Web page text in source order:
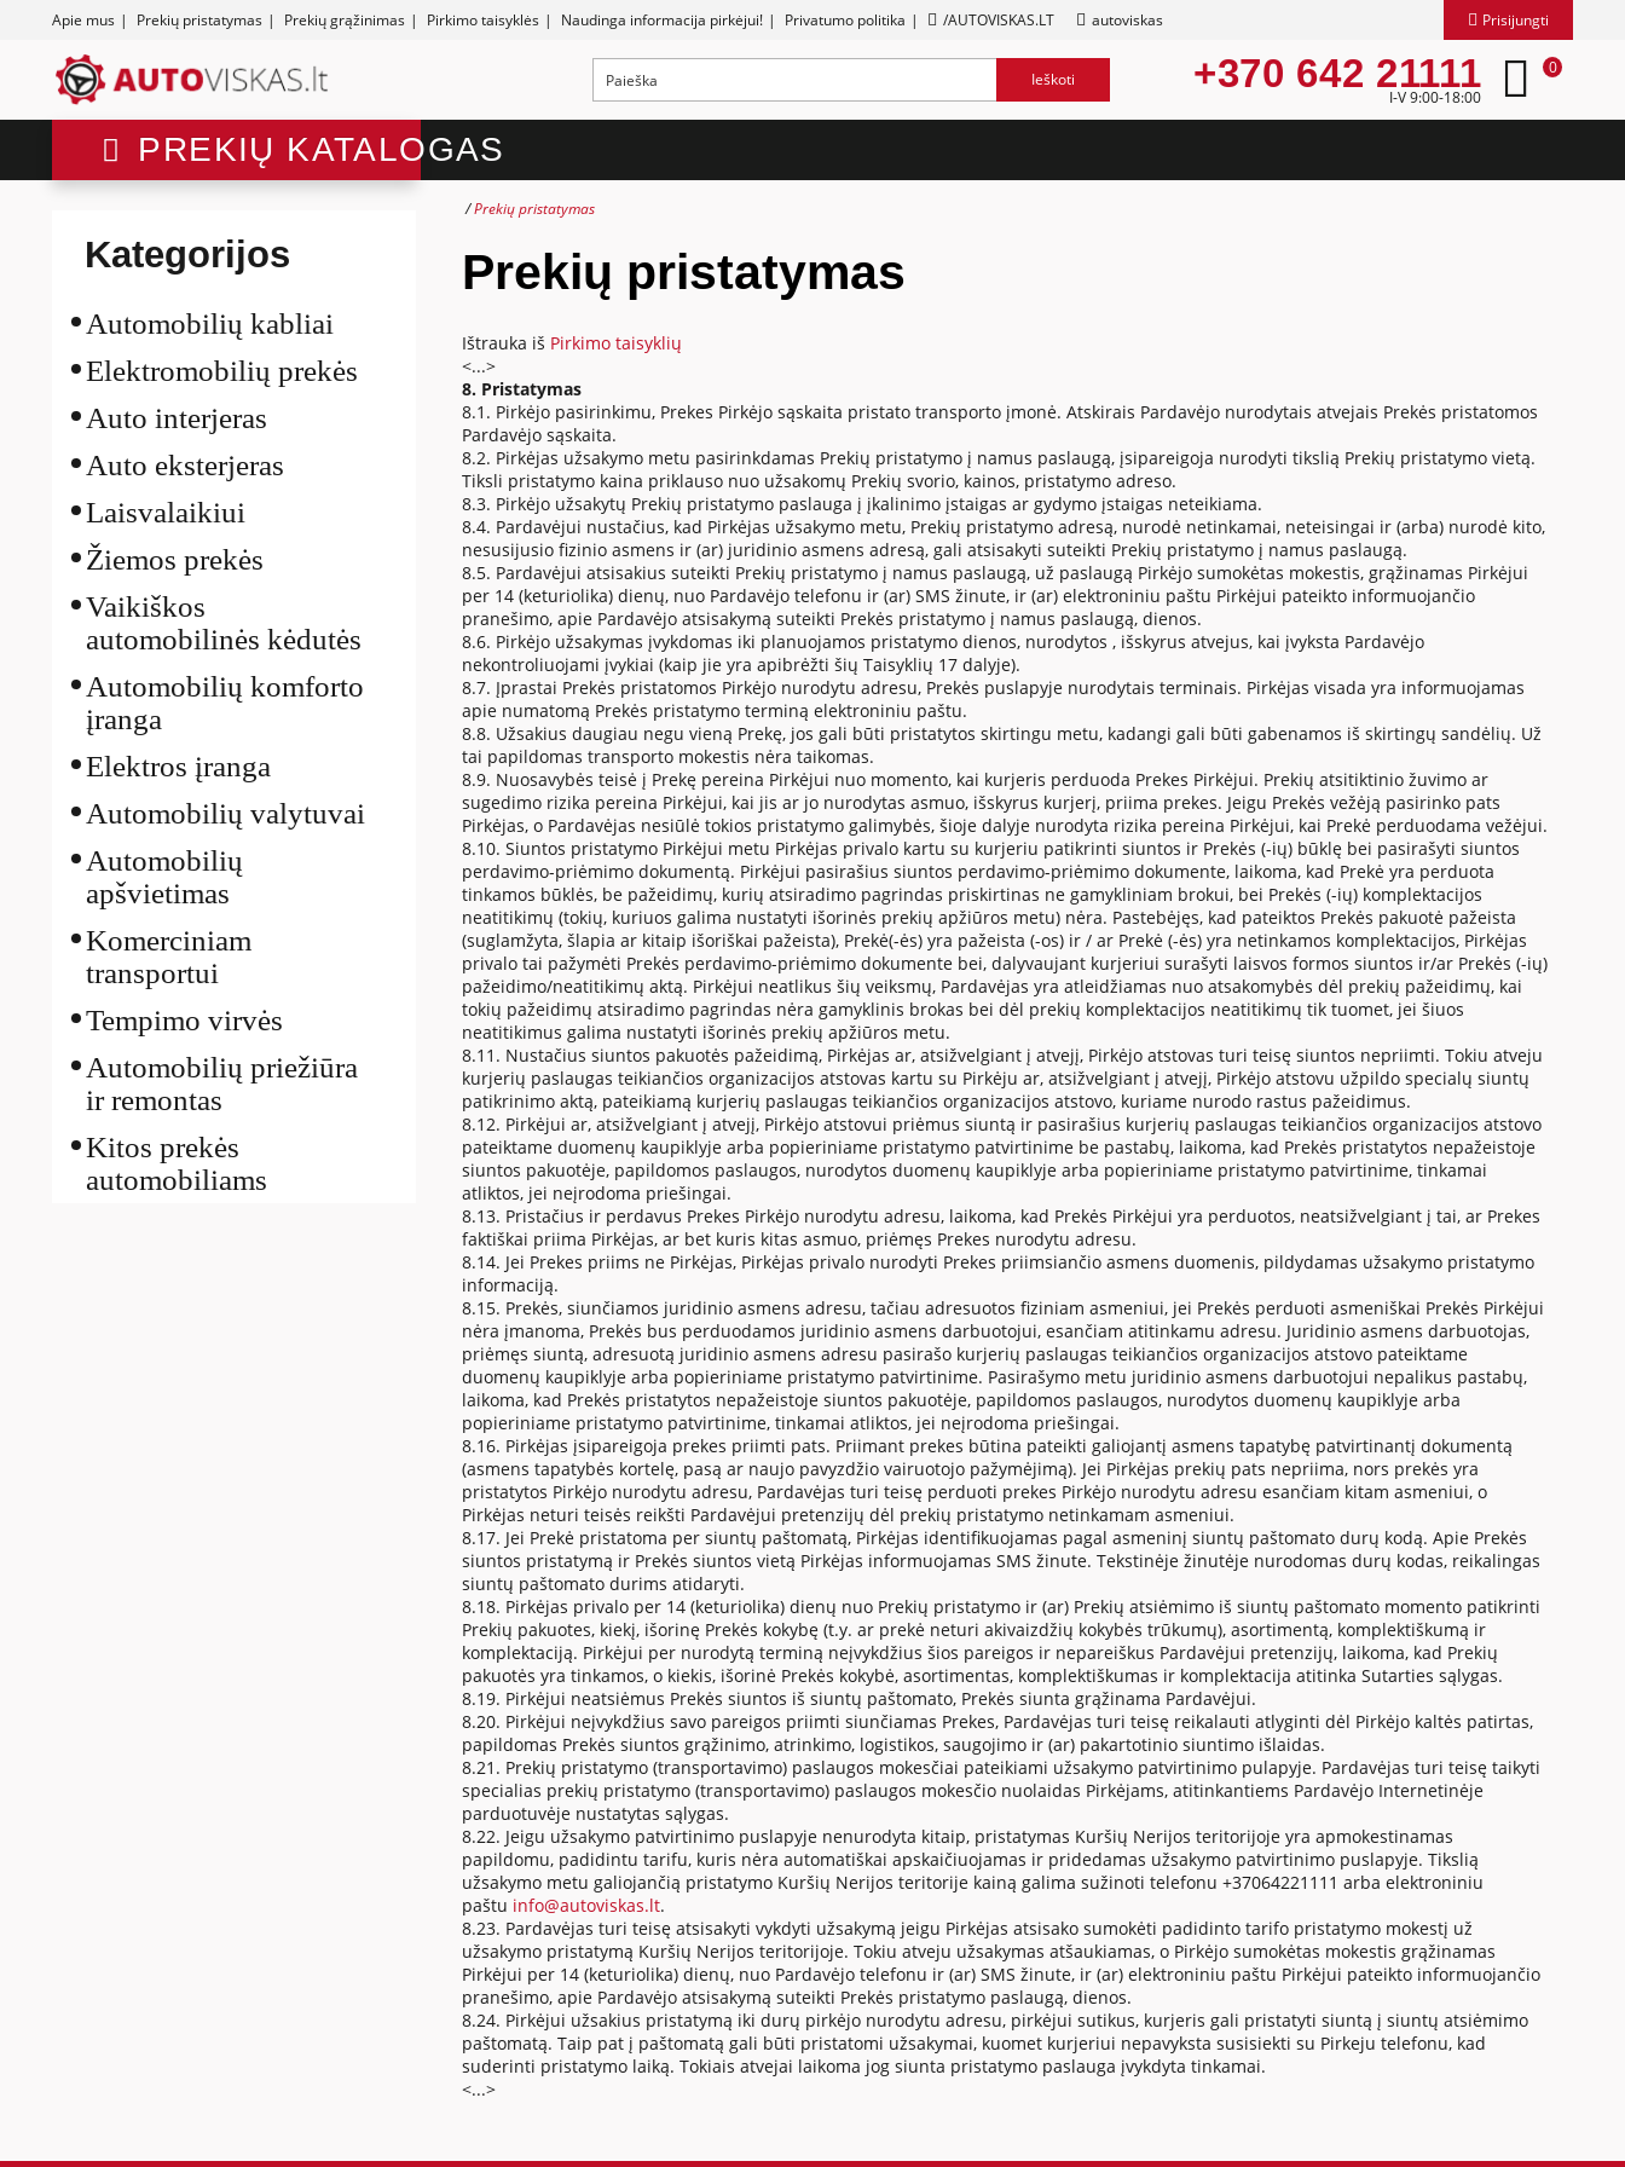
Apie mus | Prekių pristatymas | Prekių grąžinimas | Pirkimo taisyklės | Naudinga informacija pirkėjui! | Privatumo politika | /AUTOVISKAS.LT autoviskas Prisijungti
Ieškoti +370 642 21111
I-V 9:00-18:00
0
PREKIŲ KATALOGAS
Kategorijos
Automobilių kabliai
Elektromobilių prekės
Auto interjeras
Auto eksterjeras
Laisvalaikiui
Žiemos prekės
Vaikiškos
automobilinės kėdutės
Automobilių komforto
įranga
Elektros įranga
Automobilių valytuvai
Automobilių
apšvietimas
Komerciniam
transportui
Tempimo virvės
Automobilių priežiūra
ir remontas
Kitos prekės
automobiliams
Prekių pristatymas
Prekių pristatymas
Ištrauka iš Pirkimo taisyklių
<...>
8. Pristatymas
8.1. Pirkėjo pasirinkimu, Prekes Pirkėjo sąskaita pristato transporto įmonė. Atskirais Pardavėjo nurodytais atvejais Prekės pristatomos
Pardavėjo sąskaita.
8.2. Pirkėjas užsakymo metu pasirinkdamas Prekių pristatymo į namus paslaugą, įsipareigoja nurodyti tikslią Prekių pristatymo vietą.
Tiksli pristatymo kaina priklauso nuo užsakomų Prekių svorio, kainos, pristatymo adreso.
8.3. Pirkėjo užsakytų Prekių pristatymo paslauga į įkalinimo įstaigas ar gydymo įstaigas neteikiama.
8.4. Pardavėjui nustačius, kad Pirkėjas užsakymo metu, Prekių pristatymo adresą, nurodė netinkamai, neteisingai ir (arba) nurodė kito,
nesusijusio fizinio asmens ir (ar) juridinio asmens adresą, gali atsisakyti suteikti Prekių pristatymo į namus paslaugą.
8.5. Pardavėjui atsisakius suteikti Prekių pristatymo į namus paslaugą, už paslaugą Pirkėjo sumokėtas mokestis, grąžinamas Pirkėjui
per 14 (keturiolika) dienų, nuo Pardavėjo telefonu ir (ar) SMS žinute, ir (ar) elektroniniu paštu Pirkėjui pateikto informuojančio
pranešimo, apie Pardavėjo atsisakymą suteikti Prekės pristatymo į namus paslaugą, dienos.
8.6. Pirkėjo užsakymas įvykdomas iki planuojamos pristatymo dienos, nurodytos , išskyrus atvejus, kai įvyksta Pardavėjo
nekontroliuojami įvykiai (kaip jie yra apibrėžti šių Taisyklių 17 dalyje).
8.7. Įprastai Prekės pristatomos Pirkėjo nurodytu adresu, Prekės puslapyje nurodytais terminais. Pirkėjas visada yra informuojamas
apie numatomą Prekės pristatymo terminą elektroniniu paštu.
8.8. Užsakius daugiau negu vieną Prekę, jos gali būti pristatytos skirtingu metu, kadangi gali būti gabenamos iš skirtingų sandėlių. Už
tai papildomas transporto mokestis nėra taikomas.
8.9. Nuosavybės teisė į Prekę pereina Pirkėjui nuo momento, kai kurjeris perduoda Prekes Pirkėjui. Prekių atsitiktinio žuvimo ar
sugedimo rizika pereina Pirkėjui, kai jis ar jo nurodytas asmuo, išskyrus kurjerį, priima prekes. Jeigu Prekės vežėją pasirinko pats
Pirkėjas, o Pardavėjas nesiūlė tokios pristatymo galimybės, šioje dalyje nurodyta rizika pereina Pirkėjui, kai Prekė perduodama vežėjui.
8.10. Siuntos pristatymo Pirkėjui metu Pirkėjas privalo kartu su kurjeriu patikrinti siuntos ir Prekės (-ių) būklę bei pasirašyti siuntos
perdavimo-priėmimo dokumentą. Pirkėjui pasirašius siuntos perdavimo-priėmimo dokumente, laikoma, kad Prekė yra perduota
tinkamos būklės, be pažeidimų, kurių atsiradimo pagrindas priskirtinas ne gamykliniam brokui, bei Prekės (-ių) komplektacijos
neatitikimų (tokių, kuriuos galima nustatyti išorinės prekių apžiūros metu) nėra. Pastebėjęs, kad pateiktos Prekės pakuotė pažeista
(suglamžyta, šlapia ar kitaip išoriškai pažeista), Prekė(-ės) yra pažeista (-os) ir / ar Prekė (-ės) yra netinkamos komplektacijos, Pirkėjas
privalo tai pažymėti Prekės perdavimo-priėmimo dokumente bei, dalyvaujant kurjeriui surašyti laisvos formos siuntos ir/ar Prekės (-ių)
pažeidimo/neatitikimų aktą. Pirkėjui neatlikus šių veiksmų, Pardavėjas yra atleidžiamas nuo atsakomybės dėl prekių pažeidimų, kai
tokių pažeidimų atsiradimo pagrindas nėra gamyklinis brokas bei dėl prekių komplektacijos neatitikimų tik tuomet, jei šiuos
neatitikimus galima nustatyti išorinės prekių apžiūros metu.
8.11. Nustačius siuntos pakuotės pažeidimą, Pirkėjas ar, atsižvelgiant į atvejį, Pirkėjo atstovas turi teisę siuntos nepriimti. Tokiu atveju
kurjerių paslaugas teikiančios organizacijos atstovas kartu su Pirkėju ar, atsižvelgiant į atvejį, Pirkėjo atstovu užpildo specialų siuntų
patikrinimo aktą, pateikiamą kurjerių paslaugas teikiančios organizacijos atstovo, kuriame nurodo rastus pažeidimus.
8.12. Pirkėjui ar, atsižvelgiant į atvejį, Pirkėjo atstovui priėmus siuntą ir pasirašius kurjerių paslaugas teikiančios organizacijos atstovo
pateiktame duomenų kaupiklyje arba popieriniame pristatymo patvirtinime be pastabų, laikoma, kad Prekės pristatytos nepažeistoje
siuntos pakuotėje, papildomos paslaugos, nurodytos duomenų kaupiklyje arba popieriniame pristatymo patvirtinime, tinkamai
atliktos, jei neįrodoma priešingai.
8.13. Pristačius ir perdavus Prekes Pirkėjo nurodytu adresu, laikoma, kad Prekės Pirkėjui yra perduotos, neatsižvelgiant į tai, ar Prekes
faktiškai priima Pirkėjas, ar bet kuris kitas asmuo, priėmęs Prekes nurodytu adresu.
8.14. Jei Prekes priims ne Pirkėjas, Pirkėjas privalo nurodyti Prekes priimsiančio asmens duomenis, pildydamas užsakymo pristatymo
informaciją.
8.15. Prekės, siunčiamos juridinio asmens adresu, tačiau adresuotos fiziniam asmeniui, jei Prekės perduoti asmeniškai Prekės Pirkėjui
nėra įmanoma, Prekės bus perduodamos juridinio asmens darbuotojui, esančiam atitinkamu adresu. Juridinio asmens darbuotojas,
priėmęs siuntą, adresuotą juridinio asmens adresu pasirašo kurjerių paslaugas teikiančios organizacijos atstovo pateiktame
duomenų kaupiklyje arba popieriniame pristatymo patvirtinime. Pasirašymo metu juridinio asmens darbuotojui nepalikus pastabų,
laikoma, kad Prekės pristatytos nepažeistoje siuntos pakuotėje, papildomos paslaugos, nurodytos duomenų kaupiklyje arba
popieriniame pristatymo patvirtinime, tinkamai atliktos, jei neįrodoma priešingai.
8.16. Pirkėjas įsipareigoja prekes priimti pats. Priimant prekes būtina pateikti galiojantį asmens tapatybę patvirtinantį dokumentą
(asmens tapatybės kortelę, pasą ar naujo pavyzdžio vairuotojo pažymėjimą). Jei Pirkėjas prekių pats nepriima, nors prekės yra
pristatytos Pirkėjo nurodytu adresu, Pardavėjas turi teisę perduoti prekes Pirkėjo nurodytu adresu esančiam kitam asmeniui, o
Pirkėjas neturi teisės reikšti Pardavėjui pretenzijų dėl prekių pristatymo netinkamam asmeniui.
8.17. Jei Prekė pristatoma per siuntų paštomatą, Pirkėjas identifikuojamas pagal asmeninį siuntų paštomato durų kodą. Apie Prekės
siuntos pristatymą ir Prekės siuntos vietą Pirkėjas informuojamas SMS žinute. Tekstinėje žinutėje nurodomas durų kodas, reikalingas
siuntų paštomato durims atidaryti.
8.18. Pirkėjas privalo per 14 (keturiolika) dienų nuo Prekių pristatymo ir (ar) Prekių atsiėmimo iš siuntų paštomato momento patikrinti
Prekių pakuotes, kiekį, išorinę Prekės kokybę (t.y. ar prekė neturi akivaizdžių kokybės trūkumų), asortimentą, komplektiškumą ir
komplektaciją. Pirkėjui per nurodytą terminą neįvykdžius šios pareigos ir nepareiškus Pardavėjui pretenzijų, laikoma, kad Prekių
pakuotės yra tinkamos, o kiekis, išorinė Prekės kokybė, asortimentas, komplektiškumas ir komplektacija atitinka Sutarties sąlygas.
8.19. Pirkėjui neatsiėmus Prekės siuntos iš siuntų paštomato, Prekės siunta grąžinama Pardavėjui.
8.20. Pirkėjui neįvykdžius savo pareigos priimti siunčiamas Prekes, Pardavėjas turi teisę reikalauti atlyginti dėl Pirkėjo kaltės patirtas,
papildomas Prekės siuntos grąžinimo, atrinkimo, logistikos, saugojimo ir (ar) pakartotinio siuntimo išlaidas.
8.21. Prekių pristatymo (transportavimo) paslaugos mokesčiai pateikiami užsakymo patvirtinimo pulapyje. Pardavėjas turi teisę taikyti
specialias prekių pristatymo (transportavimo) paslaugos mokesčio nuolaidas Pirkėjams, atitinkantiems Pardavėjo Internetinėje
parduotuvėje nustatytas sąlygas.
8.22. Jeigu užsakymo patvirtinimo puslapyje nenurodyta kitaip, pristatymas Kuršių Nerijos teritorijoje yra apmokestinamas
papildomu, padidintu tarifu, kuris nėra automatiškai apskaičiuojamas ir pridedamas užsakymo patvirtinimo puslapyje. Tikslią
užsakymo metu galiojančią pristatymo Kuršių Nerijos teritorije kainą galima sužinoti telefonu +37064221111 arba elektroniniu
paštu info@autoviskas.lt.
8.23. Pardavėjas turi teisę atsisakyti vykdyti užsakymą jeigu Pirkėjas atsisako sumokėti padidinto tarifo pristatymo mokestį už
užsakymo pristatymą Kuršių Nerijos teritorijoje. Tokiu atveju užsakymas atšaukiamas, o Pirkėjo sumokėtas mokestis grąžinamas
Pirkėjui per 14 (keturiolika) dienų, nuo Pardavėjo telefonu ir (ar) SMS žinute, ir (ar) elektroniniu paštu Pirkėjui pateikto informuojančio
pranešimo, apie Pardavėjo atsisakymą suteikti Prekės pristatymo paslaugą, dienos.
8.24. Pirkėjui užsakius pristatymą iki durų pirkėjo nurodytu adresu, pirkėjui sutikus, kurjeris gali pristatyti siuntą į siuntų atsiėmimo
paštomatą. Taip pat į paštomatą gali būti pristatomi užsakymai, kuomet kurjeriui nepavyksta susisiekti su Pirkeju telefonu, kad
suderinti pristatymo laiką. Tokiais atvejai laikoma jog siunta pristatymo paslauga įvykdyta tinkamai.
<...>